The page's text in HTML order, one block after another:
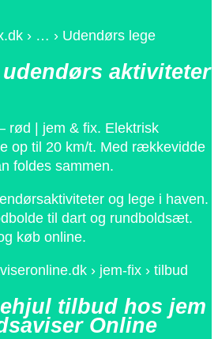
› … › Udendørs lege
aktiviteter
rød | jem & fix. Elektrisk
op til 20 km/t. Med rækkevidde
foldes sammen.
og lege i haven.
til dart og rundboldsæt.
køb online.
› jem-fix › tilbud
tilbud hos jem
Online